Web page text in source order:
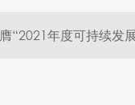
“2021年度可持续发